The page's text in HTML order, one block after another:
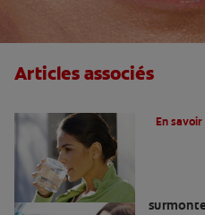
Articles associés
En savoir